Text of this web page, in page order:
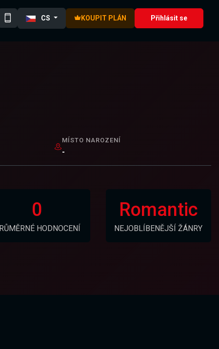
CS KOUPIT PLÁN Přihlásit se
MÍSTO NAROZENÍ
-
0
HODNOCENÍ
Romantic
NEJOBLÍBENĚJŠÍ ŽÁNRY